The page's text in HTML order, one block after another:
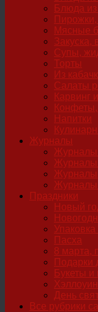
Блюда
Пирожки,
Мясные
Закуска,
Супы,
Торты
Из
Салаты
Карвинг
Напитки
Журналы
Журналы
Журналы
Журналы
Праздники
Новый
Пасха
8 марта,
Подарки
Букеты и
День
Все рубрики